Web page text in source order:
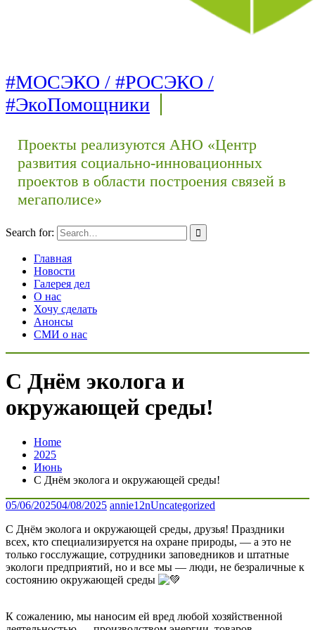
#МОСЭКО / #РОСЭКО /
#ЭкоПомощники
Проекты реализуются АНО «Центр
развития социально-инновационных
проектов в области построения связей в
мегаполисе»
Search for:
Главная
Новости
Галерея дел
О нас
Хочу сделать
Анонсы
СМИ о нас
С Днём эколога и
окружающей среды!
Home
2025
Июнь
С Днём эколога и окружающей среды!
05/06/202504/08/2025 annie12nUncategorized
С Днём эколога и окружающей среды, друзья! Праздники
всех, кто специализируется на охране природы, — а это не
только госслужащие, сотрудники заповедников и штатные
экологи предприятий, но и все мы — люди, не безраличные к
состоянию окружающей среды
К сожалению, мы наносим ей вред любой хозяйственной